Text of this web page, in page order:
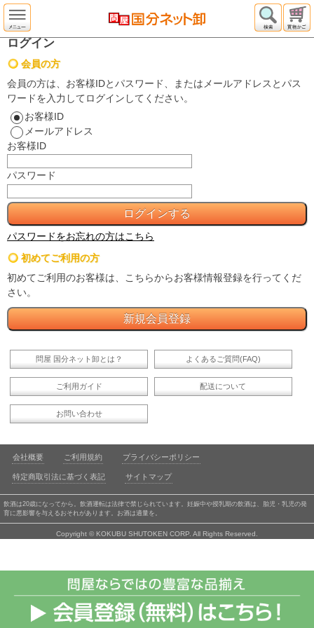
ログイン
会員の方
会員の方は、お客様IDとパスワード、またはメールアドレスとパス
ワードを入力してログインしてください。
お客様ID
メールアドレス
お客様ID
パスワード
パスワードをお忘れの方はこちら
初めてご利用の方
初めてご利用のお客様は、こちらからお客様情報登録を行ってくだ
さい。
問屋 国分ネット卸とは？ よくあるご質問(FAQ)
ご利用ガイド 配送について
お問い合わせ
会社概要 ご利用規約 プライバシーポリシー
特定商取引法に基づく表記 サイトマップ
飲酒は20歳になってから。飲酒運転は法律で禁じられています。妊娠中や授乳期の飲酒は、胎児・乳児の発
育に悪影響を与えるおそれがあります。お酒は適量を。
Copyright © KOKUBU SHUTOKEN CORP. All Rights Reserved.